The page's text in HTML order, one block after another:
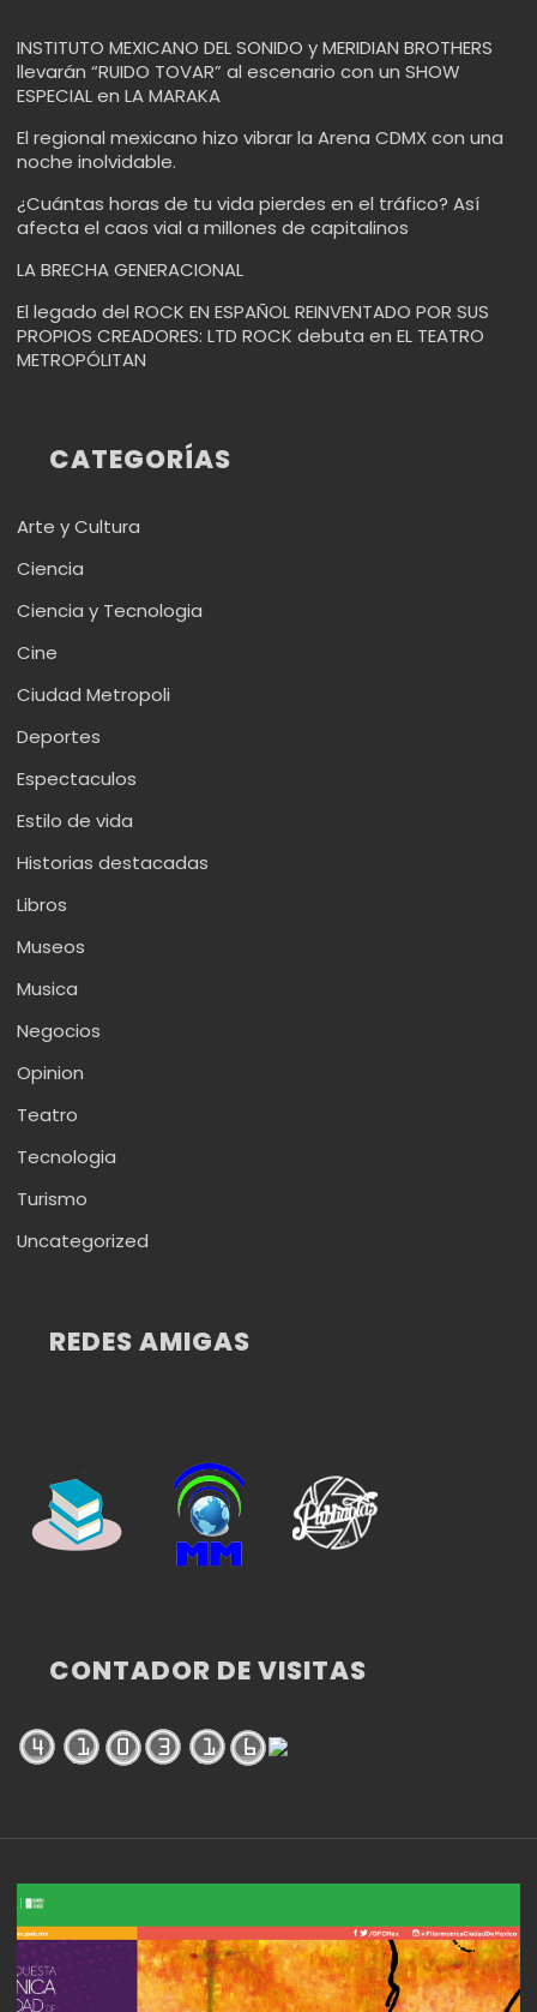
INSTITUTO MEXICANO DEL SONIDO y MERIDIAN BROTHERS
llevarán “RUIDO TOVAR” al escenario con un SHOW
ESPECIAL en LA MARAKA
El regional mexicano hizo vibrar la Arena CDMX con una
noche inolvidable.
¿Cuántas horas de tu vida pierdes en el tráfico? Así
afecta el caos vial a millones de capitalinos
LA BRECHA GENERACIONAL
El legado del ROCK EN ESPAÑOL REINVENTADO POR SUS
PROPIOS CREADORES: LTD ROCK debuta en EL TEATRO
METROPÓLITAN
CATEGORÍAS
Arte y Cultura
Ciencia
Ciencia y Tecnologia
Cine
Ciudad Metropoli
Deportes
Espectaculos
Estilo de vida
Historias destacadas
Libros
Museos
Musica
Negocios
Opinion
Teatro
Tecnologia
Turismo
Uncategorized
REDES AMIGAS
CONTADOR DE VISITAS